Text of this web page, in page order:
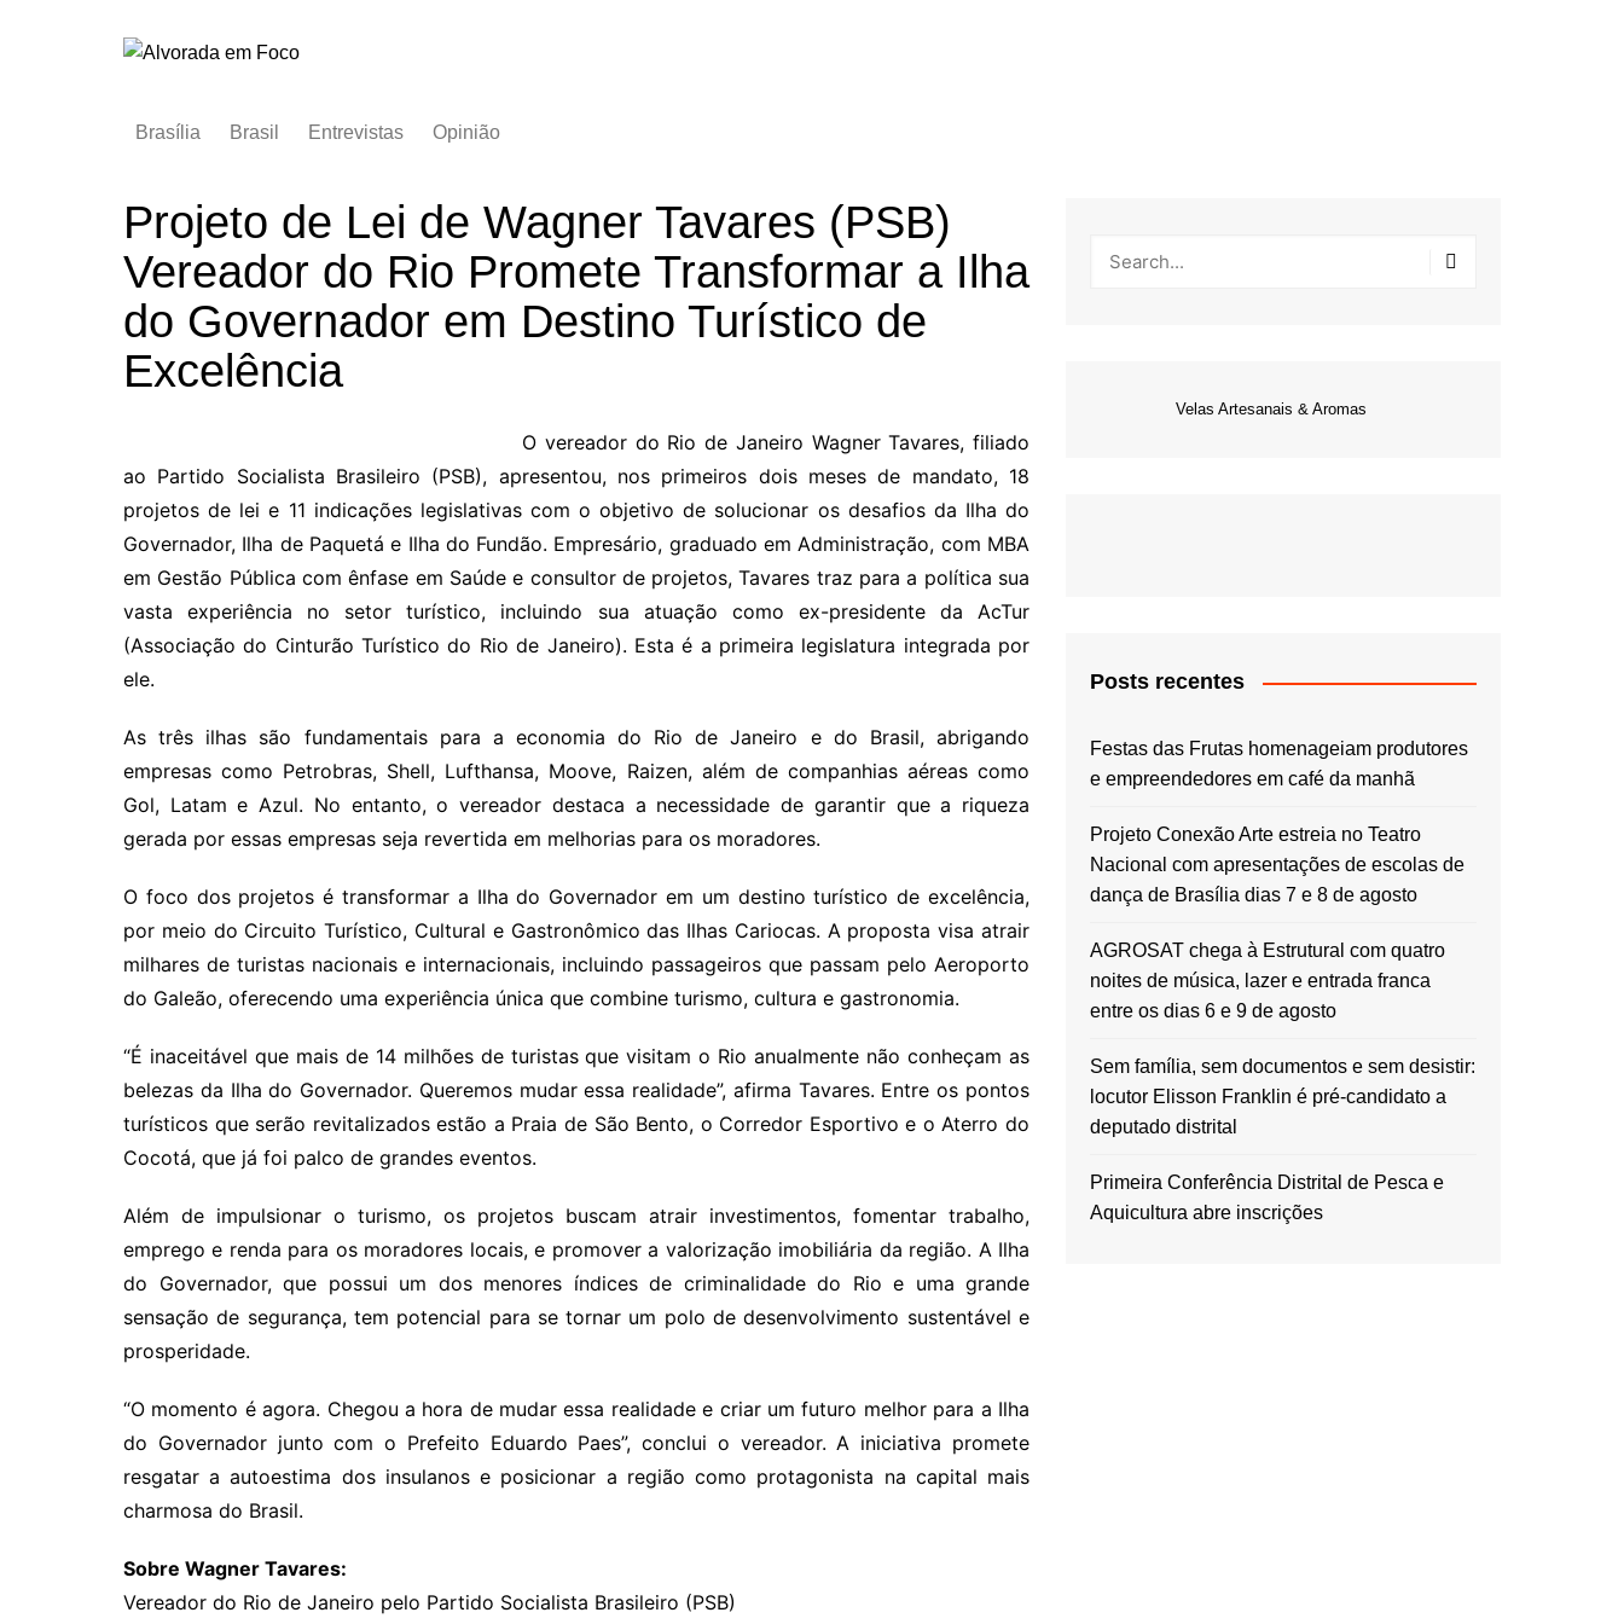
Brasília
Brasil Entrevistas Opinião
Projeto de Lei de Wagner Tavares (PSB)
Vereador do Rio Promete Transformar a Ilha
do Governador em Destino Turístico de
Excelência
O vereador do Rio de Janeiro Wagner Tavares, filiado
ao Partido Socialista Brasileiro (PSB), apresentou, nos primeiros dois meses de mandato, 18
projetos de lei e 11 indicações legislativas com o objetivo de solucionar os desafios da Ilha do
Governador, Ilha de Paquetá e Ilha do Fundão. Empresário, graduado em Administração, com MBA
em Gestão Pública com ênfase em Saúde e consultor de projetos, Tavares traz para a política sua
vasta experiência no setor turístico, incluindo sua atuação como ex-presidente da AcTur
(Associação do Cinturão Turístico do Rio de Janeiro). Esta é a primeira legislatura integrada por
ele.
As três ilhas são fundamentais para a economia do Rio de Janeiro e do Brasil, abrigando
empresas como Petrobras, Shell, Lufthansa, Moove, Raizen, além de companhias aéreas como
Gol, Latam e Azul. No entanto, o vereador destaca a necessidade de garantir que a riqueza
gerada por essas empresas seja revertida em melhorias para os moradores.
O foco dos projetos é transformar a Ilha do Governador em um destino turístico de excelência,
por meio do Circuito Turístico, Cultural e Gastronômico das Ilhas Cariocas. A proposta visa atrair
milhares de turistas nacionais e internacionais, incluindo passageiros que passam pelo Aeroporto
do Galeão, oferecendo uma experiência única que combine turismo, cultura e gastronomia.
“É inaceitável que mais de 14 milhões de turistas que visitam o Rio anualmente não conheçam as
belezas da Ilha do Governador. Queremos mudar essa realidade”, afirma Tavares. Entre os pontos
turísticos que serão revitalizados estão a Praia de São Bento, o Corredor Esportivo e o Aterro do
Cocotá, que já foi palco de grandes eventos.
Além de impulsionar o turismo, os projetos buscam atrair investimentos, fomentar trabalho,
emprego e renda para os moradores locais, e promover a valorização imobiliária da região. A Ilha
do Governador, que possui um dos menores índices de criminalidade do Rio e uma grande
sensação de segurança, tem potencial para se tornar um polo de desenvolvimento sustentável e
prosperidade.
“O momento é agora. Chegou a hora de mudar essa realidade e criar um futuro melhor para a Ilha
do Governador junto com o Prefeito Eduardo Paes”, conclui o vereador. A iniciativa promete
resgatar a autoestima dos insulanos e posicionar a região como protagonista na capital mais
charmosa do Brasil.
Sobre Wagner Tavares:
Vereador do Rio de Janeiro pelo Partido Socialista Brasileiro (PSB)
Velas Artesanais & Aromas
Posts recentes
Festas das Frutas homenageiam produtores
e empreendedores em café da manhã
Projeto Conexão Arte estreia no Teatro
Nacional com apresentações de escolas de
dança de Brasília dias 7 e 8 de agosto
AGROSAT chega à Estrutural com quatro
noites de música, lazer e entrada franca
entre os dias 6 e 9 de agosto
Sem família, sem documentos e sem desistir:
locutor Elisson Franklin é pré-candidato a
deputado distrital
Primeira Conferência Distrital de Pesca e
Aquicultura abre inscrições